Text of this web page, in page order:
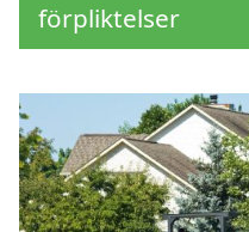
förpliktelser